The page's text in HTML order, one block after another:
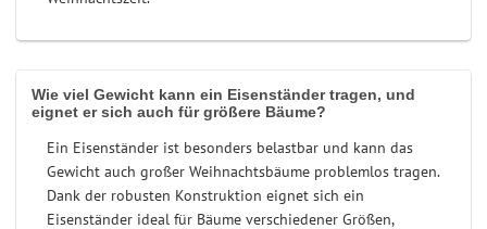
Wie viel Gewicht kann ein Eisenständer tragen, und
eignet er sich auch für größere Bäume?
Ein Eisenständer ist besonders belastbar und kann das
Gewicht auch großer Weihnachtsbäume problemlos tragen.
Dank der robusten Konstruktion eignet sich ein
Eisenständer ideal für Bäume verschiedener Größen,